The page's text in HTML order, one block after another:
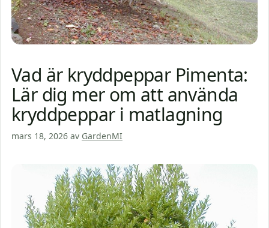
Vad är kryddpeppar Pimenta:
Lär dig mer om att använda
kryddpeppar i matlagning
mars 18, 2026 av GardenMI